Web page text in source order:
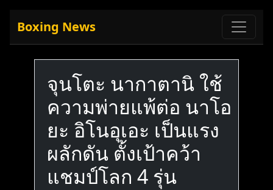
Boxing News
จุนโตะ นากาตานิ ใช้
ความพ่ายแพ้ต่อ นาโอ
ยะ อิโนอุเอะ เป็นแรง
ผลักดัน ตั้งเป้าคว้า
แชมป์โลก 4 รุ่น